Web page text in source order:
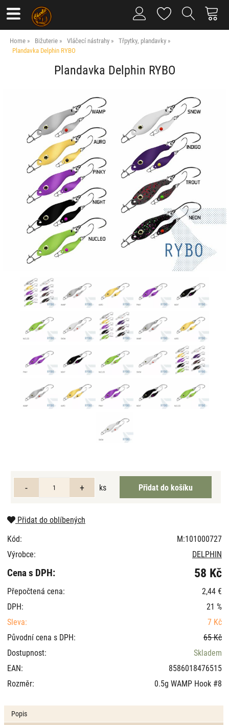
Home Bižuterie Vláčecí nástrahy
Třpytky, plandavky
Plandavka Delphin RYBO
Plandavka Delphin RYBO
ks
Přidat do oblíbených
Kód:
M:101000727
Výrobce:
DELPHIN
Cena s DPH: 58 Kč
Přepočtená cena:
2,44 €
DPH:
21 %
Sleva:
7 Kč
Původní cena s DPH:
65 Kč
Dostupnost:
Skladem
EAN:
8586018476515
Rozměr:
0.5g WAMP Hook #8
Popis